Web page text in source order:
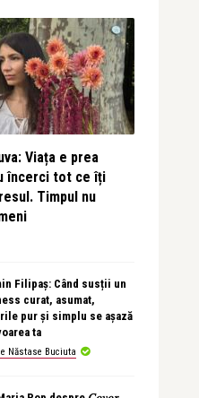
Viața e prea
încerci tot ce îți
Timpul nu
Filipaș: Când susții un
curat, asumat,
pur și simplu se așază
ta
Năstase Buciuta